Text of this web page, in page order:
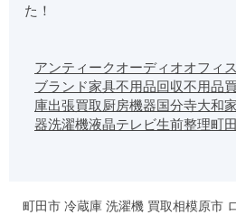
た！
アンティークオーディオオフィ
ブランド家具不用品回収不用品
庫出張買取 厨房機器国分寺大和
器洗濯機液晶テレビ生前整理町
町田市 冷蔵庫 洗濯機 買取相模原市